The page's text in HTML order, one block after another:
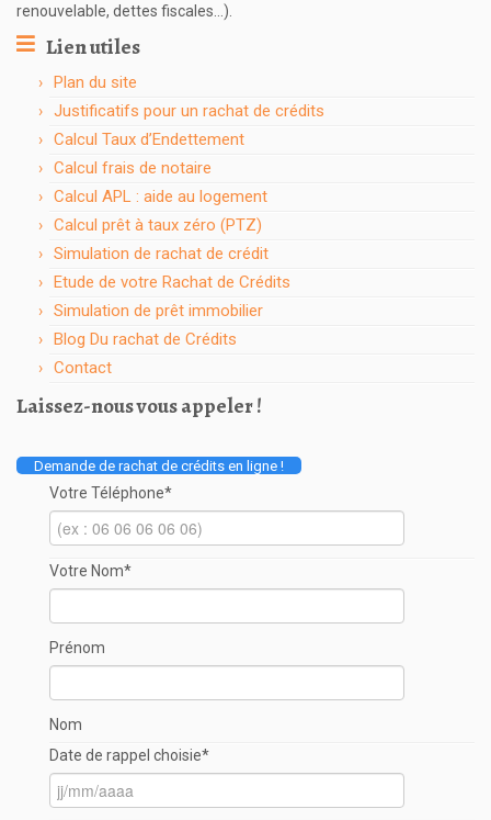
renouvelable, dettes fiscales…).
Lien utiles
Plan du site
Justificatifs pour un rachat de crédits
Calcul Taux d’Endettement
Calcul frais de notaire
Calcul APL : aide au logement
Calcul prêt à taux zéro (PTZ)
Simulation de rachat de crédit
Etude de votre Rachat de Crédits
Simulation de prêt immobilier
Blog Du rachat de Crédits
Contact
Laissez-nous vous appeler !
Demande de rachat de crédits en ligne !
Votre Téléphone*
Votre Nom*
Prénom
Nom
Date de rappel choisie*